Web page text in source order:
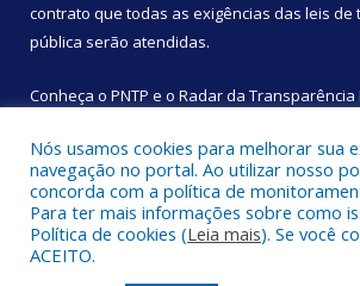
contrato que todas as exigências das leis de
pública serão atendidas.
Conheça o PNTP e o Radar da Transparência
Todos os direitos reservados a Câmara
Sebastião da Boa Vista.
Nós usamos cookies para melhorar sua
navegação no portal. Ao utilizar nosso
concorda com a política de
Para ter mais informações sobre como
Política de cookies (Leia mais). Se você
ACEITO.